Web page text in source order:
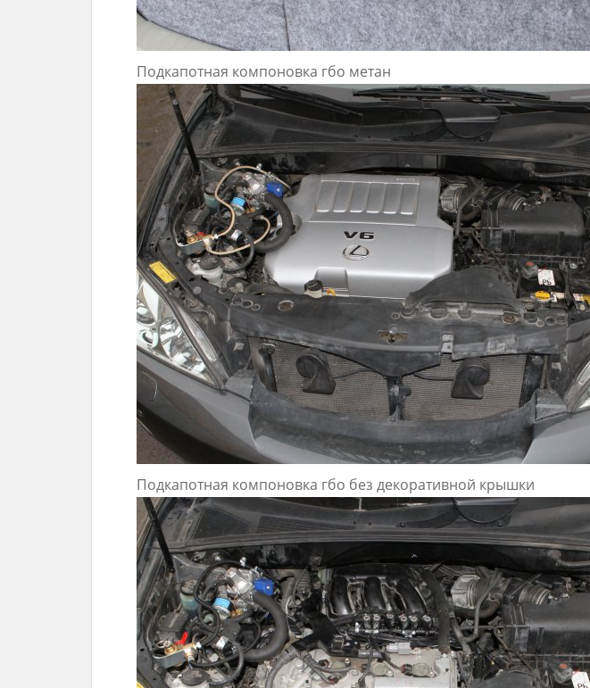
Подкапотная компоновка гбо метан
Подкапотная компоновка гбо без декоративной крышки